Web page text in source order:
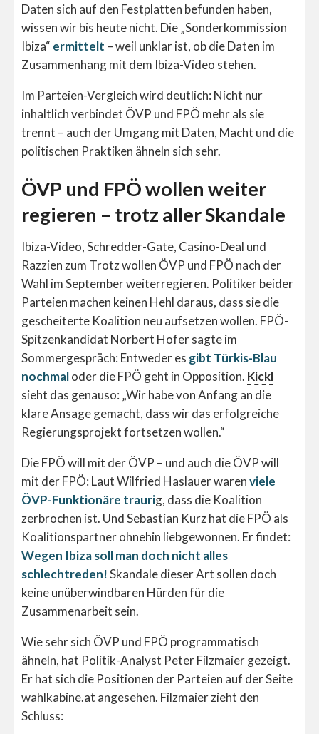
Daten sich auf den Festplatten befunden haben,
wissen wir bis heute nicht. Die „Sonderkommission
Ibiza“ ermittelt – weil unklar ist, ob die Daten im
Zusammenhang mit dem Ibiza-Video stehen.
Im Parteien-Vergleich wird deutlich: Nicht nur
inhaltlich verbindet ÖVP und FPÖ mehr als sie
trennt – auch der Umgang mit Daten, Macht und die
politischen Praktiken ähneln sich sehr.
ÖVP und FPÖ wollen weiter
regieren – trotz aller Skandale
Ibiza-Video, Schredder-Gate, Casino-Deal und
Razzien zum Trotz wollen ÖVP und FPÖ nach der
Wahl im September weiterregieren. Politiker beider
Parteien machen keinen Hehl daraus, dass sie die
gescheiterte Koalition neu aufsetzen wollen. FPÖ-
Spitzenkandidat Norbert Hofer sagte im
Sommergespräch: Entweder es gibt Türkis-Blau
nochmaloder die FPÖ geht in Opposition. Kickl
sieht das genauso: „Wir habe von Anfang an die
klare Ansage gemacht, dass wir das erfolgreiche
Regierungsprojekt fortsetzen wollen.“
Die FPÖ will mit der ÖVP – und auch die ÖVP will
mit der FPÖ: Laut Wilfried Haslauer warenviele
ÖVP-Funktionäre traurig, dass die Koalition
zerbrochen ist. Und Sebastian Kurz hat die FPÖ als
Koalitionspartner ohnehin liebgewonnen. Er findet:
Wegen Ibiza soll man doch nicht alles
schlechtreden!Skandale dieser Art sollen doch
keine unüberwindbaren Hürden für die
Zusammenarbeit sein.
Wie sehr sich ÖVP und FPÖ programmatisch
ähneln, hat Politik-Analyst Peter Filzmaier gezeigt.
Er hat sich die Positionen der Parteien auf der Seite
wahlkabine.at angesehen. Filzmaier zieht den
Schluss: